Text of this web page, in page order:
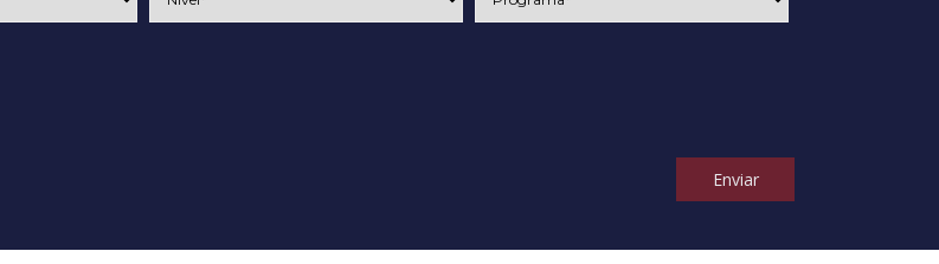
Enviar